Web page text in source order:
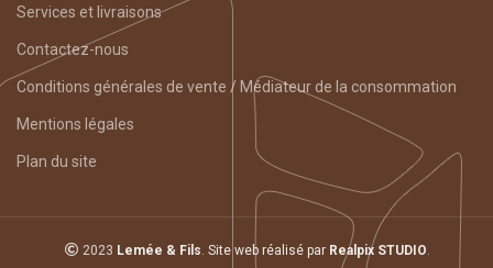
Services et livraisons
Contactez-nous
Conditions générales de vente / Médiateur de la consommation
Mentions légales
Plan du site
2023 Lemée & Fils. Site web réalisé par RealpixSTUDIO.